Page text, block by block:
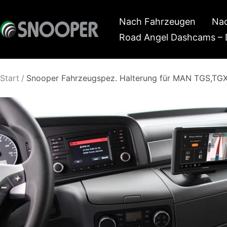
zum
Inhalt
Nach Fahrzeugen
Road Angel Dashcams
Snooper
Start Snooper Fahrzeugspez. Halterung für MAN